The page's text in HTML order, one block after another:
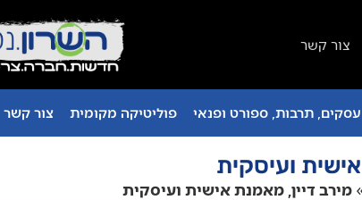
צור קשר
עסקים, תרבות, ספורט ופנאי פוליטיקה מקומית צור קשר
ועיסקית
מירב דיין, מאמנת אישית ועיסקית